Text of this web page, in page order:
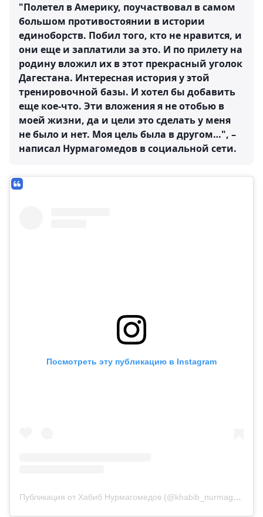
"Полетел в Америку, поучаствовал в самом
большом противостоянии в истории
единоборств. Побил того, кто не нравится, и
они еще и заплатили за это. И по прилету на
родину вложил их в этот прекрасный уголок
Дагестана. Интересная история у этой
тренировочной базы. И хотел бы добавить
еще кое-что. Эти вложения я не отобью в
моей жизни, да и цели это сделать у меня
не было и нет. Моя цель была в другом…", –
написал Нурмагомедов в социальной сети.
Посмотреть эту публикацию в Instagram
Публикация от Хабиб Нурмагомедов (@khabib_nurmagomedov)